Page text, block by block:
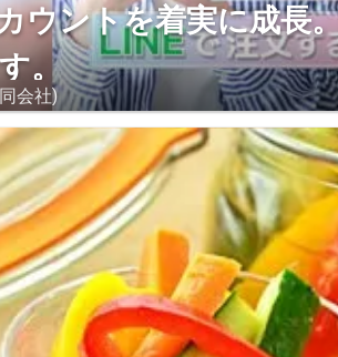
ウントを着実に成長
。
会社)